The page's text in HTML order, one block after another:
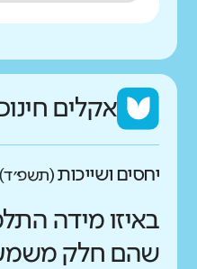
אקלים
יחסים ושייכות(תשפ״ד)
באיזו מידה
שהם חלק